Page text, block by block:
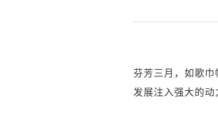
芬芳三月，如歌
发展注入强大的动